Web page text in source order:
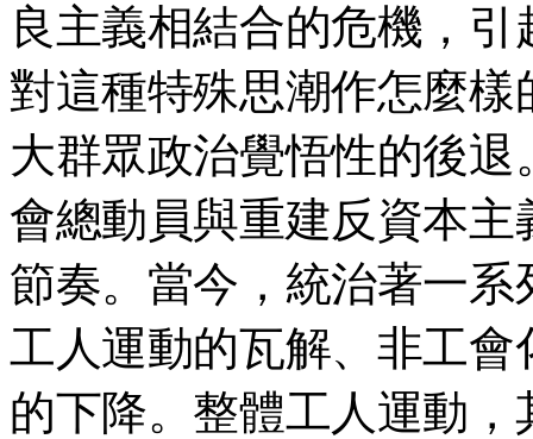
良主義相結合的危機，
對這種特殊思潮作怎麼
大群眾政治覺悟性的後
會總動員與重建反資本
節奏。當今，統治著一
工人運動的瓦解、非工
的下降。整體工人運動